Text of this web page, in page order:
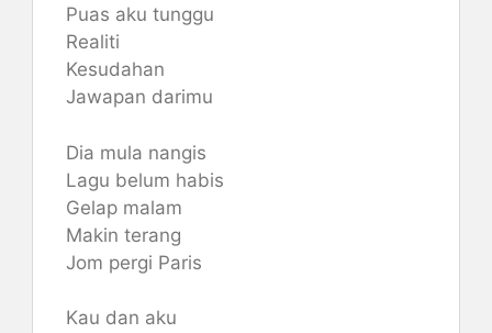
Puas aku tunggu
Realiti
Kesudahan
Jawapan darimu
Dia mula nangis
Lagu belum habis
Gelap malam
Makin terang
Jom pergi Paris
Kau dan aku